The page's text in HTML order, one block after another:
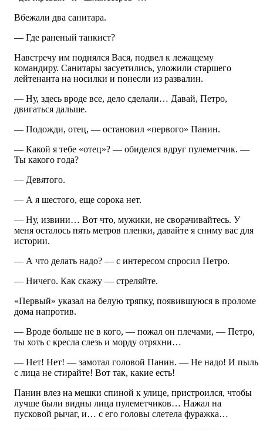
Вбежали два санитара.
— Где раненый танкист?
Навстречу им поднялся Вася, подвел к лежащему
командиру. Санитары засуетились, уложили старшего
лейтенанта на носилки и понесли из развалин.
— Ну, здесь вроде все, дело сделали… Давай, Петро,
двигаться дальше.
— Подожди, отец, — остановил «первого» Панин.
— Какой я тебе «отец»? — обиделся вдруг пулеметчик. —
Ты какого года?
— Девятого.
— А я шестого, еще сорока нет.
— Ну, извини… Вот что, мужики, не сворачивайтесь. У
меня осталось пять метров пленки, давайте я сниму вас для
истории.
— А что делать надо? — с интересом спросил Петро.
— Ничего. Как скажу — стреляйте.
«Первый» указал на белую тряпку, появившуюся в проломе
дома напротив.
— Вроде больше не в кого, — пожал он плечами, — Петро,
ты хоть с кресла слезь и морду отряхни…
— Нет! Нет! — замотал головой Панин. — Не надо! И пыль
с лица не стирайте! Вот так, какие есть!
Панин влез на мешки спиной к улице, пристроился, чтобы
лучше были видны лица пулеметчиков… Нажал на
пусковой рычаг, и… с его головы слетела фуражка…